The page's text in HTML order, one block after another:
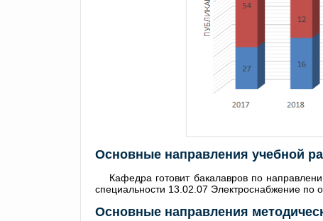
Основные направления учебной
Кафедра готовит бакалавров по
специальности 13.02.07 Электроснабжение по
Основные направления